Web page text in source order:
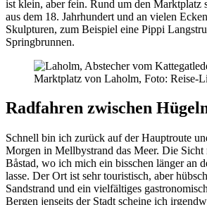
ist klein, aber fein. Rund um den Marktplatz
aus dem 18. Jahrhundert und an vielen
Skulpturen, zum Beispiel eine Pippi
Springbrunnen.
Marktplatz von Laholm, Foto: Reise-
Radfahren zwischen
Schnell bin ich zurück auf der Hauptroute
Morgen in Mellbystrand das Meer. Die Sicht
Båstad, wo ich mich ein bisschen länger an
lasse. Der Ort ist sehr touristisch, aber
Sandstrand und ein vielfältiges
Bergen jenseits der Stadt scheine ich